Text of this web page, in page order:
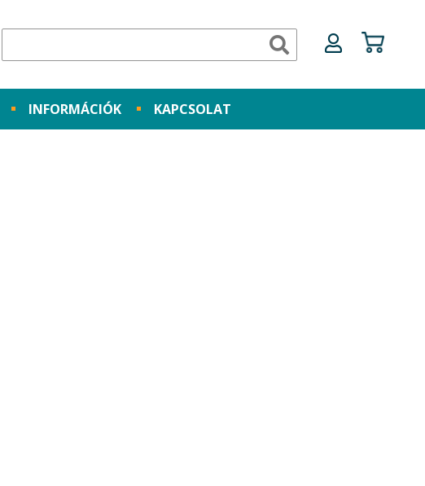
INFORMÁCIÓK KAPCSOLAT